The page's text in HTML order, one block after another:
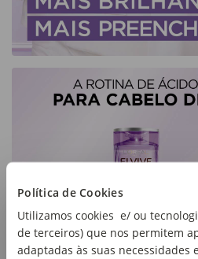
Política de Cookies
Utilizamos cookies e/ ou
de terceiros) que nos permitem
adaptadas às suas necessidades